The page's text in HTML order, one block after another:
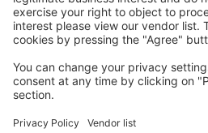
Economiseşte mai mult
Prețuri atractive și oferte
conectați.
Cazarea preferată
apartamente și altele.